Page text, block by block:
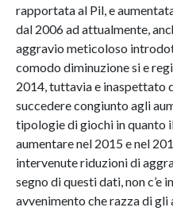
rapportata al Pil, e
dal 2006 ad attualmente,
aggravio meticoloso
comodo diminuzione si e
2014, tuttavia e inaspettato
succedere congiunto agli
tipologie di giochi in quanto
aumentare nel 2015 e nel
intervenute riduzioni di
segno di questi dati, non c’e
avvenimento che razza di gli